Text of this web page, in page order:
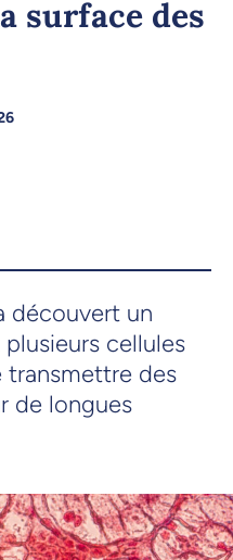
surface des
découvert un
plusieurs cellules
transmettre des
de longues